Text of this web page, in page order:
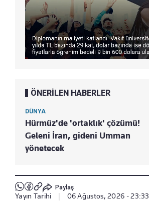
ÖNERİLEN HABERLER
DÜNYA
Hürmüz'de 'ortaklık' çözümü!
Geleni İran, gideni Umman
yönetecek
Paylaş
Yayın Tarihi 06 Ağustos, 2026 - 23:33